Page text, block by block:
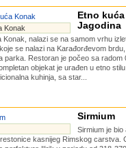
Konak
Etno
Jagodina
Konak, nalazi se na samom vrhu
se nalazi na Karađorđevom
parka. Restoran je počeo sa radom
objekat je urađen u etno
kuhinja, sa star...
Sirmium
Sirmium je bio
kasnijeg Rimskog carstva.